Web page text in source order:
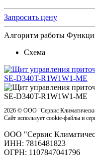
Запросить цену
Алгоритм работы
Схема
2026 © OOO "Сервис
Сайт использует cookie-файлы и
OOO "Сервис
ИНН: 7816481823
ОГРН: 1107847041796